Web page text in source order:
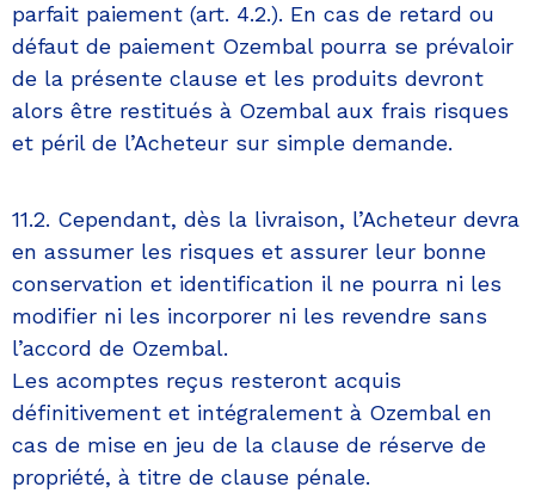
parfait paiement (art. 4.2.). En cas de retard ou
défaut de paiement Ozembal pourra se prévaloir
de la présente clause et les produits devront
alors être restitués à Ozembal aux frais risques
et péril de l’Acheteur sur simple demande.
11.2. Cependant, dès la livraison, l’Acheteur devra
en assumer les risques et assurer leur bonne
conservation et identification il ne pourra ni les
modifier ni les incorporer ni les revendre sans
l’accord de Ozembal.
Les acomptes reçus resteront acquis
définitivement et intégralement à Ozembal en
cas de mise en jeu de la clause de réserve de
propriété, à titre de clause pénale.